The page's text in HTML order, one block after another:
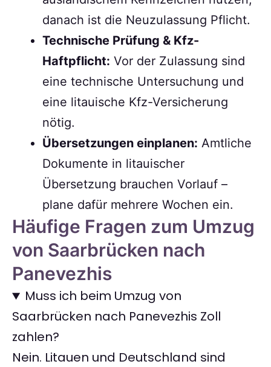
danach ist die Neuzulassung Pflicht.
Technische Prüfung & Kfz-
Haftpflicht: Vor der Zulassung sind
eine technische Untersuchung und
eine litauische Kfz-Versicherung
nötig.
Übersetzungen einplanen: Amtliche
Dokumente in litauischer
Übersetzung brauchen Vorlauf –
plane dafür mehrere Wochen ein.
Häufige Fragen zum Umzug
von Saarbrücken nach
Panevezhis
Muss ich beim Umzug von
Saarbrücken nach Panevezhis Zoll
zahlen?
Nein. Litauen und Deutschland sind